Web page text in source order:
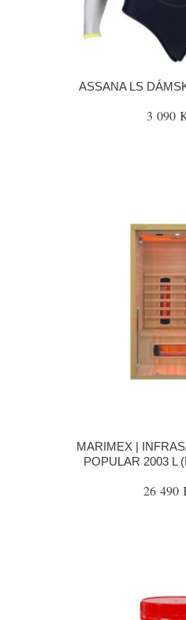
ASSANA LS
3 090
MARIMEX |
POPULAR 2003 L
26 490